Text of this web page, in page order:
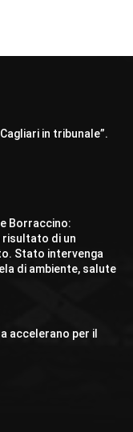
in tribunale”.
Borraccino:
risultato di un
Stato intervenga
di ambiente, salute
accelerano per il